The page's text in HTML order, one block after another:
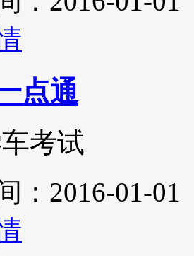
点通
考试
：2016-01-01